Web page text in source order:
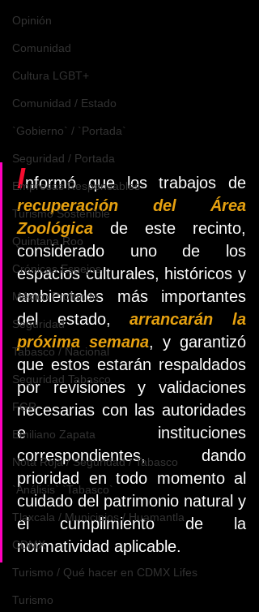
Opinión
Comunidad
Cultura LGBT+
Comunidad / Estado
`Gobierno` / `Portada`
Seguridad / Portada
Empresas Responsables
Turismo Sostenible
Quintana Roo
Crónicas Espejos
México Profundo
Seguridad
Tabasco / Nacional
Seguridad Tabasco
FGR
Emiliano Zapata
Nota Roja / Seguridad / Tabasco
`Análisis` `Tabasco`
Tlaxcala / Municipios / Huamantla
CDMX
Turismo / Qué hacer en CDMX Lifes
Turismo
I
recuperación del Área
Zoológica de este recinto,
considerado uno de los
espacios culturales, históricos y
ambientales más importantes
del estado, arrancarán la
próxima semana, y garantizó
que estos estarán respaldados
por revisiones y validaciones
necesarias con las autoridades
e instituciones
correspondientes, dando
prioridad en todo momento al
cuidado del patrimonio natural y
el cumplimiento de la
normatividad aplicable.